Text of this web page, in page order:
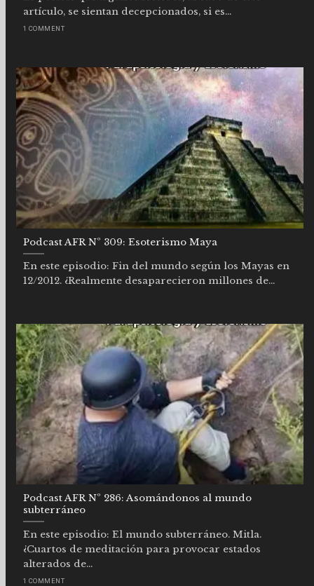
artículo, se sientan decepcionados, si es...
1 COMMENT
Podcast AFR Nº 309: Esoterismo Maya
En este episodio: Fin del mundo según los Mayas en
12/2012. ¿Realmente desaparecieron millones de...
Podcast AFR Nº 286: Asomándonos al mundo
subterráneo
En este episodio: El mundo subterráneo. Mitla.
¿Cuartos de meditación para provocar estados
alterados de...
1 COMMENT